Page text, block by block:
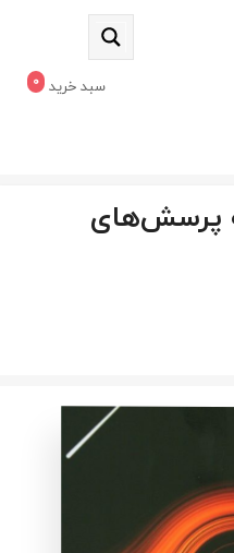
سبد خرید 0
پرسش‌های